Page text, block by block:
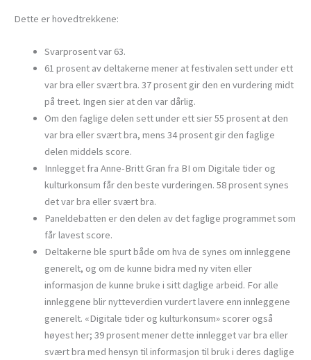
Dette er hovedtrekkene:
Svarprosent var 63.
61 prosent av deltakerne mener at festivalen sett under ett
var bra eller svært bra. 37 prosent gir den en vurdering midt
på treet. Ingen sier at den var dårlig.
Om den faglige delen sett under ett sier 55 prosent at den
var bra eller svært bra, mens 34 prosent gir den faglige
delen middels score.
Innlegget fra Anne-Britt Gran fra BI om Digitale tider og
kulturkonsum får den beste vurderingen. 58 prosent synes
det var bra eller svært bra.
Paneldebatten er den delen av det faglige programmet som
får lavest score.
Deltakerne ble spurt både om hva de synes om innleggene
generelt, og om de kunne bidra med ny viten eller
informasjon de kunne bruke i sitt daglige arbeid. For alle
innleggene blir nytteverdien vurdert lavere enn innleggene
generelt. «Digitale tider og kulturkonsum» scorer også
høyest her; 39 prosent mener dette innlegget var bra eller
svært bra med hensyn til informasjon til bruk i deres daglige